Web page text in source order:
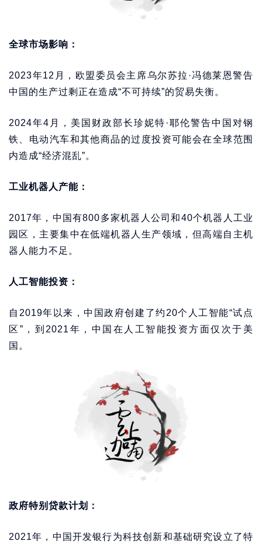
全球市场影响：
2023年12月，欧盟委员会主席乌尔苏拉·冯德莱恩警告
中国的生产过剩正在造成“不可持续”的贸易失衡。
2024年4月，美国财政部长珍妮特·耶伦警告中国对钢
铁、电动汽车和其他商品的过度投资可能会在全球范围
内造成“经济混乱”。
工业机器人产能：
2017年，中国有800多家机器人公司和40个机器人工业
园区，主要集中在低端机器人生产领域，但高端自主机
器人能力不足。
人工智能投资：
自2019年以来，中国政府创建了约20个人工智能“试点
区”，到2021年，中国在人工智能投资方面仅次于美
国。
政府特别贷款计划：
2021年，中国开发银行为科技创新和基础研究设立了特